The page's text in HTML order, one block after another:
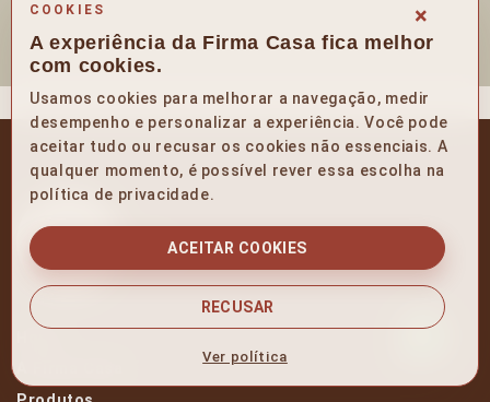
×
COOKIES
A experiência da Firma Casa fica melhor
com cookies.
Usamos cookies para melhorar a navegação, medir
desempenho e personalizar a experiência. Você pode
aceitar tudo ou recusar os cookies não essenciais. A
qualquer momento, é possível rever essa escolha na
política de privacidade.
ACEITAR COOKIES
RECUSAR
Ver política